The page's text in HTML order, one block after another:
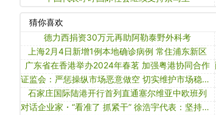
猜你喜欢
德力西捐资30万元再助阿勒泰野外科考
上海2月4日新增1例本地确诊病例 常住浦东新区
广东省在香港举办2024年春茗 加强粤港协同合作
证监会：严惩操纵市场恶意做空 切实维护市场稳定运行
石家庄国际陆港开行首列直通塞尔维亚中欧班列
对话企业家・“看准了 抓紧干” 徐浩宇代表：坚持创新主导 赋能大健康产业高质量发展